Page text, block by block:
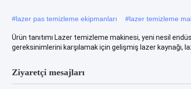
#lazer pas temizleme ekipmanları #lazer temizleme
Ürün tanıtımı Lazer temizleme makinesi, yeni nesil
gereksinimlerini karşılamak için gelişmiş lazer kaynağı,
Ziyaretçi mesajları